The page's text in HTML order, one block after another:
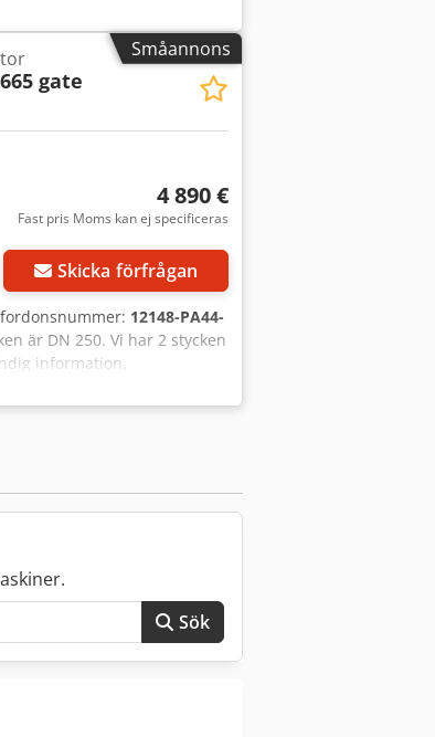
Småannons
gate
4 890 €
Fast pris Moms kan ej specificeras
Skicka förfrågan
12148-PA44-
är DN 250. Vi har 2 stycken
information.
Sök